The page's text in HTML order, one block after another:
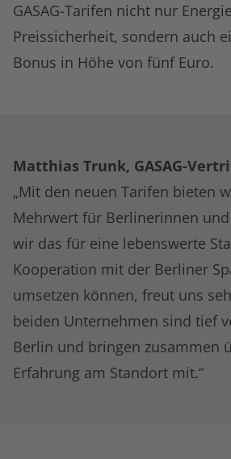
GASAG-Tarifen nicht nur
Preissicherheit, sondern auch
Bonus in Höhe von fünf Euro.
Matthias Trunk, GASAG-
„Mit den neuen Tarifen bieten
Mehrwert für Berlinerinnen
wir das für eine lebenswerte
Kooperation mit der Berliner
umsetzen können, freut uns
beiden Unternehmen sind tief
Berlin und bringen zusammen
Erfahrung am Standort mit.“